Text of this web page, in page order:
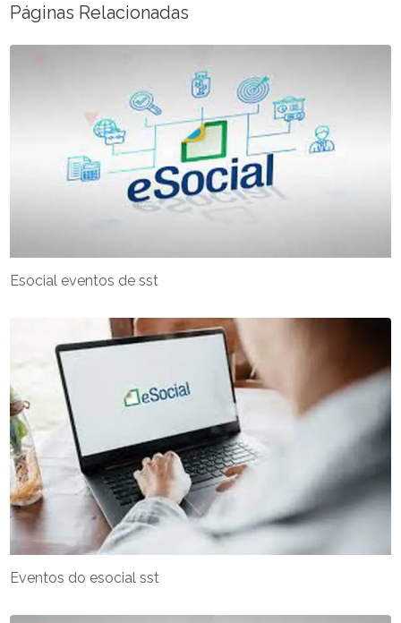
Páginas Relacionadas
Esocial eventos de sst
Eventos do esocial sst